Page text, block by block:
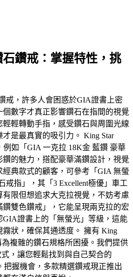
鑽戒：掌握特性，挑
戒，許多人會困惑於GIA證書上密
數字才真正影響鑽石在指間的視覺
輕轉動手指，感受鑽石與周圍光線
是最真實的吸引力。 King Star
如「GIA 一克拉 18K金 藍鑽 豪華
的魅力，搭配豪華滿鑽設計，視覺
典款式的顧客，可參考「GIA 無螢
戒指」，其「3 Excellent極優」車工
限但想追求大克拉視覺，不妨考慮
鑽雙色鑽戒」，它能呈現兩克拉的宏
證書上的「無螢光」等級，這能
狀，確保其通透度。 擁有 King
為複雜的鑽石規格所困擾。我們提供
，讓您輕鬆找到與自己契合的
把握機會，多款精選鑽戒現正推出